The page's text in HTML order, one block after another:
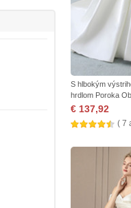
S hlbokým
hrdlom Poroka
€ 137,92
( 7